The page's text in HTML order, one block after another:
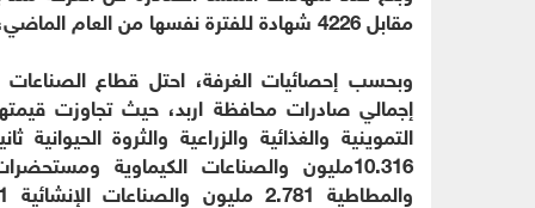
مقابل 4226 شهادة للفترة نفسها من العام الماضي، بنمو نسبته 12.5 بالمئة.
وبحسب إحصائيات الغرفة، احتل قطاع